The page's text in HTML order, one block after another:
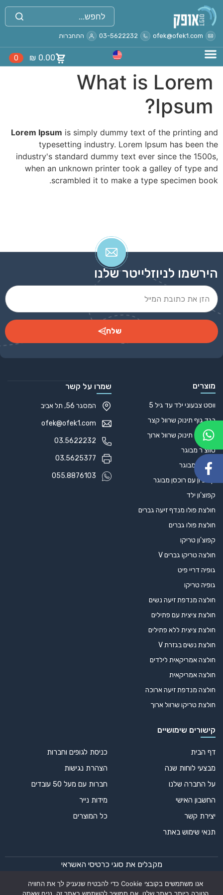
לתוכן
ofek@ofek1.com
03-5622232 התחברות
₪ 0.00
0
What is Lorem
Ipsum?
Lorem Ipsum is simply dummy text of the printing and
typesetting industry. Lorem Ipsum has been the
industry's standard dummy text ever since the 1500s,
when an unknown printer took a galley of type and
scrambled it to make a type specimen book.
הירשמו לניוזלייטר שלנו
שלח
מוצרים
ווסט צבעוני ילד עד גיל 5
בגד גוף תינוק שרוול קצר
בגד גוף תינוק שרוול ארוך
סווצ'ר מבוגר
קפוצ'ון מבוגר
קפוצ'ון עם רוכסן מבוגר
קפוצ'ון ילד
חולצת פולו מנדף זיעה גברים
חולצת פולו גברים
קפוצ'ון טריקו
חולצה טריקו גברים V
גופיה דריי פיט
גופיה טריקו
חולצה מנדפת זיעה נשים
חולצת ציצית עם פתילים
חולצת ציצית ללא פתילים
חולצת נשים בגזרת V
חולצה אמריקאית לילדים
חולצה אמריקאית
חולצה מנדפת זיעה ארוכה
חולצת טריקו שרוול ארוך
קישורים שימושיים
דף הבית
מבצעי לוחות שנה
על החברה שלנו
החשבון האישי
יצירת קשר
תנאי שימוש באתר
כניסת לגופים וחברות
הצהרת נגישות
חברות עם מעל 50 עובדים
מידות נייר
כל המוצרים
שמרו על קשר
המסגר 56, תל אביב
ofek@ofek1.com
03.5622232
03.5625377
055.8876103
מקבלים את סוגי כרטיסי האשראי
אנו משתמשים בקובצי Cookie כדי להבטיח שנעניק לך את החוויה